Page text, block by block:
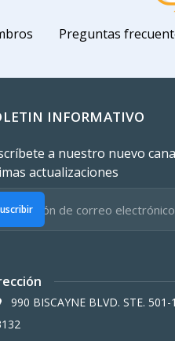
Preguntas
INFORMATIVO
a nuestro nuevo
actualizaciones
990 BISCAYNE BLVD. STE.